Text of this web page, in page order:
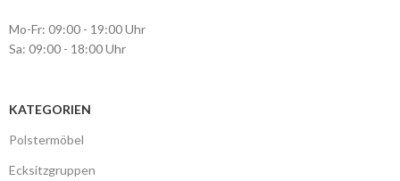
Mo-Fr: 09:00 - 19:00 Uhr
Sa: 09:00 - 18:00 Uhr
KATEGORIEN
Polstermöbel
Ecksitzgruppen